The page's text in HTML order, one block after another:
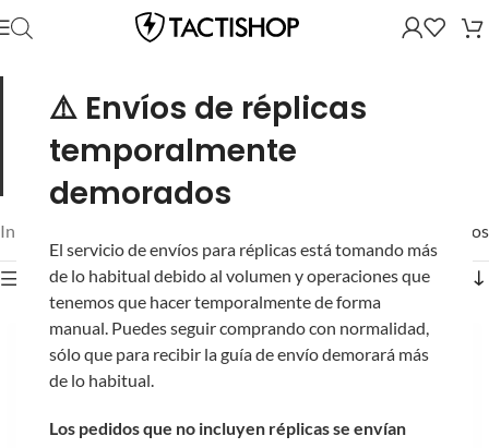
⚠️ Envíos de réplicas
temporalmente
demorados
El servicio de envíos para réplicas está tomando más
de lo habitual debido al volumen y operaciones que
tenemos que hacer temporalmente de forma
manual. Puedes seguir comprando con normalidad,
sólo que para recibir la guía de envío demorará más
de lo habitual.
Los pedidos que no incluyen réplicas se envían
La SSE18 de Novritsch: la AEP que siempre
responde.Pistola eléctrica semi/full auto: sin gas, sin frío que
la detenga, con cargadores de gran capacidad. Ideal como
secundaria confiable o como primaria de CQB con un
presupuesto amable.
Inicio Mostrando los 36 resultados
Mostrar filtros